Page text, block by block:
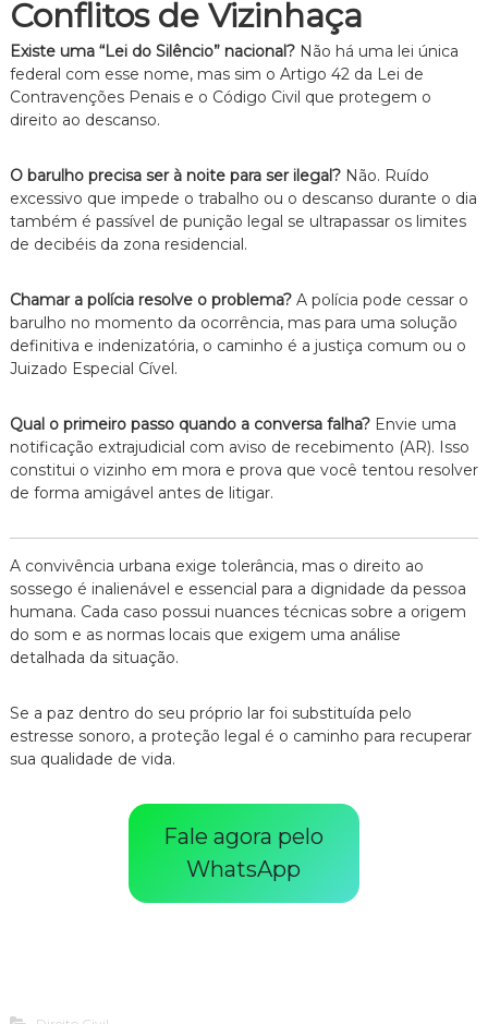
Conflitos de Vizinhaça
Existe uma “Lei do Silêncio” nacional?Não há uma lei única
federal com esse nome, mas sim o Artigo 42 da Lei de
Contravenções Penais e o Código Civil que protegem o
direito ao descanso.
O barulho precisa ser à noite para ser ilegal?Não. Ruído
excessivo que impede o trabalho ou o descanso durante o dia
também é passível de punição legal se ultrapassar os limites
de decibéis da zona residencial.
Chamar a polícia resolve o problema?A polícia pode cessar o
barulho no momento da ocorrência, mas para uma solução
definitiva e indenizatória, o caminho é a justiça comum ou o
Juizado Especial Cível.
Qual o primeiro passo quando a conversa falha?Envie uma
notificação extrajudicial com aviso de recebimento (AR). Isso
constitui o vizinho em mora e prova que você tentou resolver
de forma amigável antes de litigar.
A convivência urbana exige tolerância, mas o direito ao
sossego é inalienável e essencial para a dignidade da pessoa
humana. Cada caso possui nuances técnicas sobre a origem
do som e as normas locais que exigem uma análise
detalhada da situação.
Se a paz dentro do seu próprio lar foi substituída pelo
estresse sonoro, a proteção legal é o caminho para recuperar
sua qualidade de vida.
Fale agora pelo
WhatsApp